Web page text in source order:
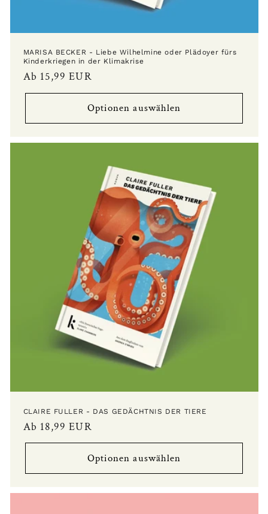
MARISA BECKER - Liebe Wilhelmine oder Plädoyer fürs
Kinderkriegen in der Klimakrise
Normaler
Preis
Ab 15,99 EUR
Optionen auswählen
CLAIRE FULLER - DAS GEDÄCHTNIS DER TIERE
Normaler
Preis
Ab 18,99 EUR
Optionen auswählen